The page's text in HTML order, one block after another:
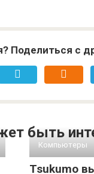
Поделиться с
быть
Компьютеры
Tsukumo